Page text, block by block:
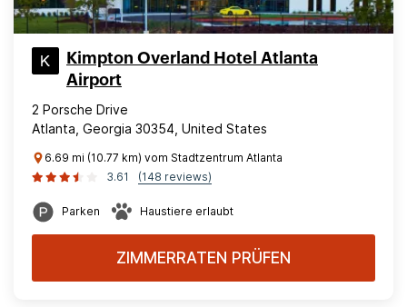
Kimpton Overland Hotel Atlanta
Airport
2 Porsche Drive
Atlanta, Georgia 30354, United States
6.69 mi (10.77 km) vom Stadtzentrum Atlanta
3.61
(148 reviews)
Parken Haustiere erlaubt
ZIMMERRATEN PRÜFEN